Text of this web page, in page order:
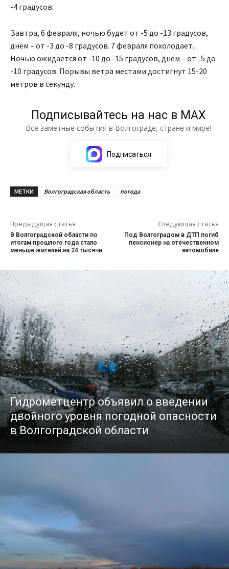
-4 градусов.
Завтра, 6 февраля, ночью будет от -5 до -13 градусов,
днём – от -3 до -8 градусов. 7 февраля похолодает.
Ночью ожидается от -10 до -15 градусов, днём – от -5 до
-10 градусов. Порывы ветра местами достигнут 15-20
метров в секунду.
Подписывайтесь на нас в МАХ
Все заметные события в Волгограде, стране и мире!
Подписаться
МЕТКИ Волгоградская область погода
Предыдущая статья
В Волгоградской области по
итогам прошлого года стало
меньше жителей на 24 тысячи
Следующая статья
Под Волгоградом в ДТП погиб
пенсионер на отечественном
автомобиле
Гидрометцентр объявил о введении
двойного уровня погодной опасности
в Волгоградской области